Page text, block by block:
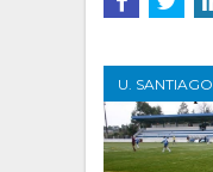
U. SANTIAGO